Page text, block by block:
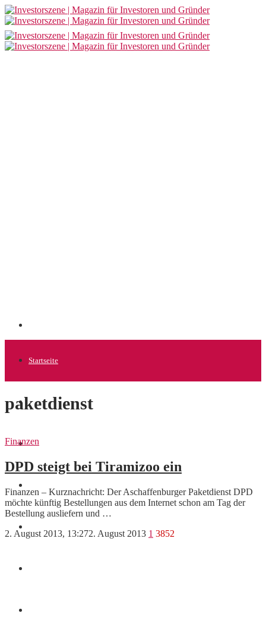
Startseite
Allgemein
Startups
paketdienst
Finanzen
DPD steigt bei Tiramizoo ein
Finanzen – Kurznachricht: Der Aschaffenburger Paketdienst DPD
möchte künftig Bestellungen aus dem Internet schon am Tag der
Bestellung ausliefern und …
2. August 2013, 13:272. August 2013 1 3852